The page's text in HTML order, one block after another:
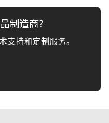
制造商？
支持和定制服务。